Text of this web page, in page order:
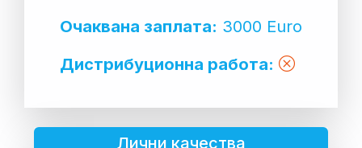
Очаквана заплата: 3000 Euro
Дистрибуционна работа:
Лични качества